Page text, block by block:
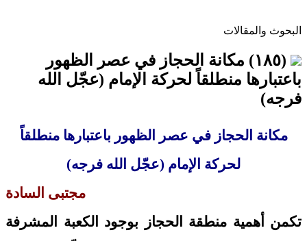
البحوث والمقالات
(١٨٥) مكانة الحجاز في عصر الظهور
باعتبارها منطلقاً لحركة الإمام (عجّل الله
فرجه)
مكانة الحجاز في عصر الظهور باعتبارها منطلقاً
لحركة الإمام (عجّل الله فرجه)
مجتبى السادة
تكمن أهمية منطقة الحجاز بوجود الكعبة المشرفة